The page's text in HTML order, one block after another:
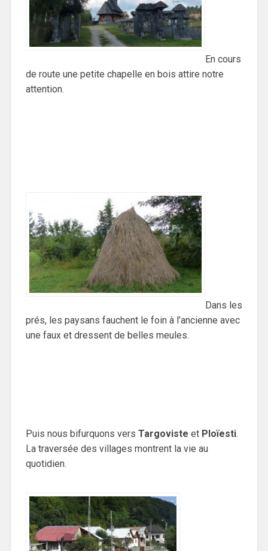
En cours
de route une petite chapelle en bois attire notre
attention.
Dans les
prés, les paysans fauchent le foin à l’ancienne avec
une faux et dressent de belles meules.
Puis nous bifurquons vers Targoviste et Ploïesti.
La traversée des villages montrent la vie au
quotidien.